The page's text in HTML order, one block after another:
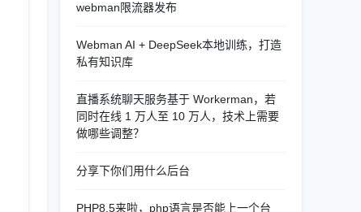
webman限流器发布
Webman AI + DeepSeek本地训练，打造
私有知识库
直播系统聊天服务基于 Workerman，若
同时在线 1 万人至 10 万人，技术上需要
做哪些调整？
分享下你们用什么后台
PHP8.5来啦，php语言是否能上一个台